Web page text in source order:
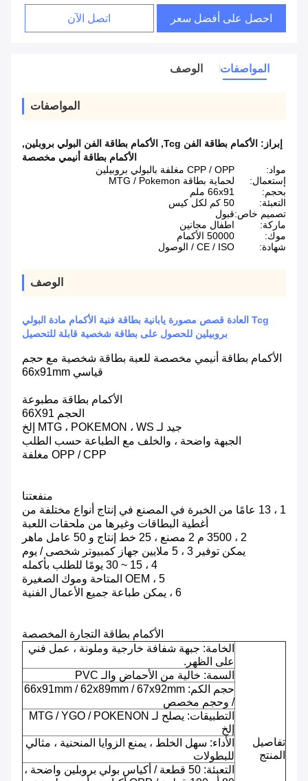
احصل على أفضل سعر اتصل الآن
المواصفات الوصف
المواصفات
إبراز: الأكمام بطاقة الفن Tcg , الأكمام بطاقة الفن البولي بروبلين,
الأكمام بطاقة أنيمي مخصصة
مواد:
CPP / OPP مغلفة بالبولي بروبيلين
إستعمال:
لحماية بطاقة MTG / Pokemon
بحجم:
66x91 ملم
التعبئة:
50 كم لكل كيس
تصميم خاص:قبول
ماركة:
اطفال مجانين
موك:
50000 الأكمام
شهادة:
CE / ISO / الوصول
الوصف
Tcg العادة قصص مصورة يابانية بطاقة فنية الأكمام مادة البولي
بروبيلين للحصول على بطاقة شخصية قابلة للتحصيل
الأكمام بطاقة أنيمي مخصصة للعبة بطاقة شخصية مع حجم
قياسي 66x91mm
الأكمام بطاقة مطبوعة
الحجم 66X91
جيد لـ MTG ، POKEMON ، WS إلخ
الجبهة واضحة ، والخلف مع الطباعة حسب الطلب
OPP / CPP مغلفة
منفعتنا
1 ، 13 عامًا من الخبرة في المصنع في إنتاج أنواع مختلفة من
أغطية البطاقات وغيرها من ملحقات اللعبة
2 ، 3500 م 2 مصنع ، 25 خط إنتاج و 50 عامل ماهر
يمكن توفير 3 ، 5 ملايين جهاز كمبيوتر شخصى / يوم
4 ، 15 ~ 30 يومًا للطلب بأكمله
5 ، OEM المتاحة وموك الصغيرة
6 ، يمكن طباعة جميع الأعمال الفنية
الأكمام بطاقة التجارة المخصصة
تفاصيل
المنتج
الخامة: جبهة شفافة خارجية وملونة ، عمل فني
على الظهر.
السمة: خالية من الأحماض والـ PVC
حجم الكم: 66x91mm / 62x89mm / 67x92mm
/ وحجم مخصص
التطبيقات: يصلح لـ MTG / YGO / POKENON
إلخ
الأداء: سهل الخلط ، يمنع الزوايا المنحنية ، مثالي
للبطولات
التعبئة: 50 قطعة / أكياس بولي بروبلين واضحة ،